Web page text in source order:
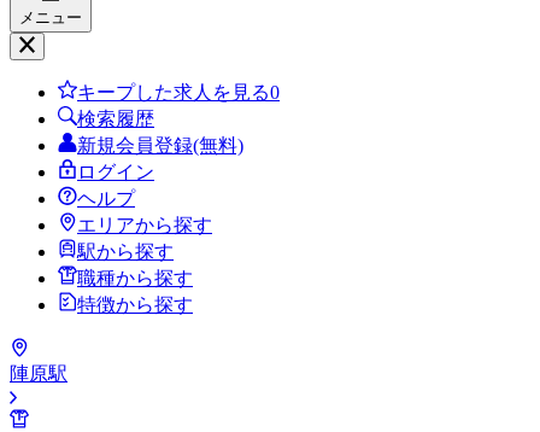
メニュー
キープした求人を見る0
検索履歴
新規会員登録(無料)
ログイン
ヘルプ
エリアから探す
駅から探す
職種から探す
特徴から探す
陣原駅